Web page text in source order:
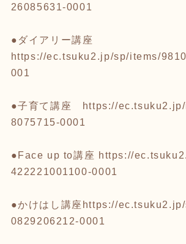
26085631-0001
●ダイアリー講座
https://ec.tsuku2.jp/sp/items/
001
●子育て講座
https://
8075715-0001
●Face up to講座 https://
422221001100-0001
●かけはし講座 https://
0829206212-0001